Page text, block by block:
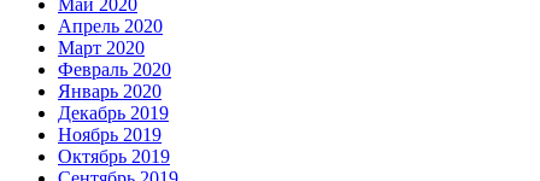
Май 2020
Апрель 2020
Март 2020
Февраль 2020
Январь 2020
Декабрь 2019
Ноябрь 2019
Октябрь 2019